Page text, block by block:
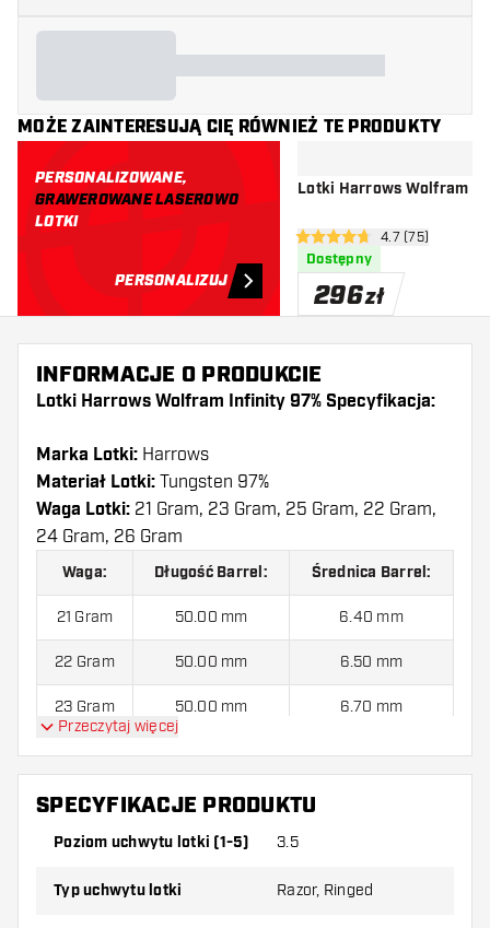
MOŻE ZAINTERESUJĄ CIĘ RÓWNIEŻ TE PRODUKTY
PERSONALIZOWANE,
GRAWEROWANE LASEROWO
LOTKI
PERSONALIZUJ
Lotki Harrows Wolfram
otwórz panel
4.7 gwiazdki oceny
4.7 (75)
Dostępny
296zł
INFORMACJE O PRODUKCIE
Lotki Harrows Wolfram Infinity 97% Specyfikacja:
Marka Lotki: Harrows
Materiał Lotki: Tungsten 97%
Waga Lotki: 21 Gram, 23 Gram, 25 Gram, 22 Gram,
24 Gram, 26 Gram
Waga: Długość Barrel: Średnica Barrel:
21 Gram 50.00 mm 6.40 mm
22 Gram 50.00 mm 6.50 mm
23 Gram 50.00 mm 6.70 mm
24 Gram 50.00 mm 6.80 mm
25 Gram 50.00 mm
26 Gram 50.00 mm
Przeczytaj więcej
SPECYFIKACJE PRODUKTU
Poziom uchwytu lotki (1-5) 3.5
Typ uchwytu lotki Razor, Ringed